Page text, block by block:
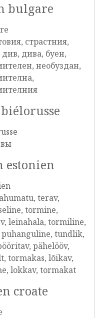
bulgare
страстния,
дива, буен,
необуздан,
estonien
terav,
tormine,
leinahala, tormiline,
tundlik,
pähelööv,
tormakas, lõikav,
lokkav, tormakat
croate